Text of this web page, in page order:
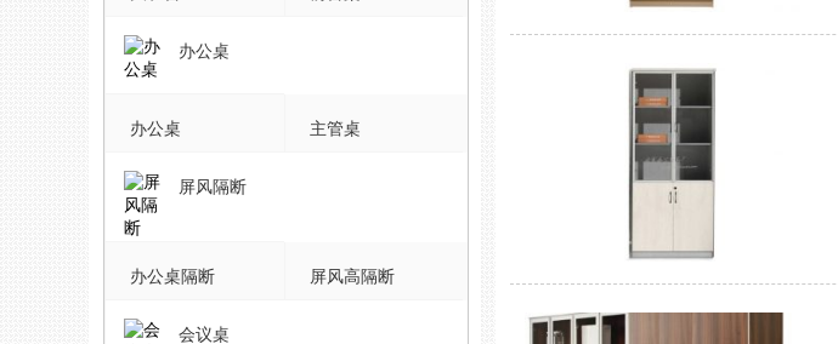
办公桌
办公桌 主管桌
屏风隔断
办公桌隔断 屏风高隔断
会议桌